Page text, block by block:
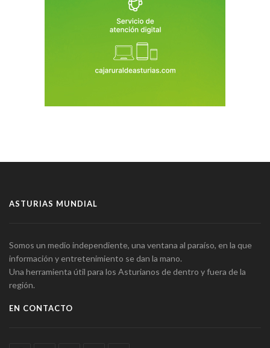
ASTURIAS MUNDIAL
Somos un medio independiente, una ventana al paraíso, en la que
información y entretenimiento se dan la mano.
Una herramienta útil para los Asturianos de dentro y fuera de la
región.
EN CONTACTO